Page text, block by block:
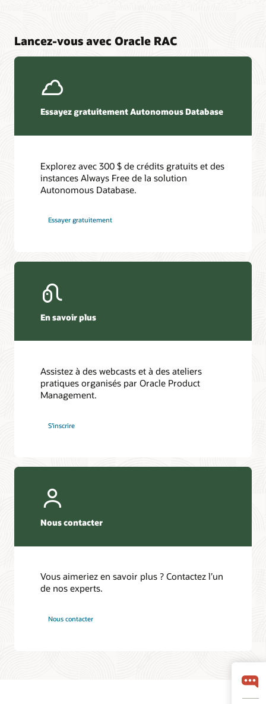
Lancez-vous avec Oracle RAC
Essayez gratuitement Autonomous Database
Explorez avec 300 $ de crédits gratuits et des
instances Always Free de la solution
Autonomous Database.
Essayer gratuitement
En savoir plus
Assistez à des webcasts et à des ateliers
pratiques organisés par Oracle Product
Management.
S’inscrire
Nous contacter
Vous aimeriez en savoir plus ? Contactez l’un
de nos experts.
Nous contacter